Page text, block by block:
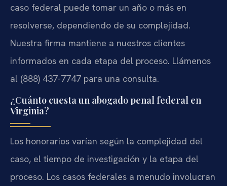
caso federal puede tomar un año o más en
resolverse, dependiendo de su complejidad.
Nuestra firma mantiene a nuestros clientes
informados en cada etapa del proceso. Llámenos
al (888) 437-7747 para una consulta.
¿Cuánto cuesta un abogado penal federal en
Virginia?
Los honorarios varían según la complejidad del
caso, el tiempo de investigación y la etapa del
proceso. Los casos federales a menudo involucran